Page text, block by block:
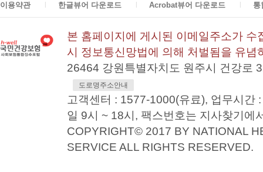
이용약관 한글뷰어 다운로드 Acrobat뷰어 다운로드 통
본 홈페이지에 게시된 이메일주소가 수
시 정보통신망법에 의해 처벌됨을 유념
26464 강원특별자치도 원주시 건강로
도로명주소안내
고객센터 : 1577-1000(유료), 업무시간
일 9시 ~ 18시, 팩스번호는 지사찾기에
COPYRIGHT© 2017 BY NATIONAL
SERVICE ALL RIGHTS RESERVED.